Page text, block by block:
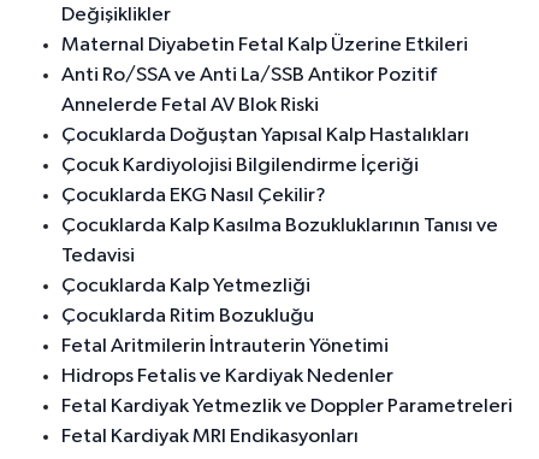
Değişiklikler
Maternal Diyabetin Fetal Kalp Üzerine Etkileri
Anti Ro/SSA ve Anti La/SSB Antikor Pozitif
Annelerde Fetal AV Blok Riski
Çocuklarda Doğuştan Yapısal Kalp Hastalıkları
Çocuk Kardiyolojisi Bilgilendirme İçeriği
Çocuklarda EKG Nasıl Çekilir?
Çocuklarda Kalp Kasılma Bozukluklarının Tanısı ve
Tedavisi
Çocuklarda Kalp Yetmezliği
Çocuklarda Ritim Bozukluğu
Fetal Aritmilerin İntrauterin Yönetimi
Hidrops Fetalis ve Kardiyak Nedenler
Fetal Kardiyak Yetmezlik ve Doppler Parametreleri
Fetal Kardiyak MRI Endikasyonları